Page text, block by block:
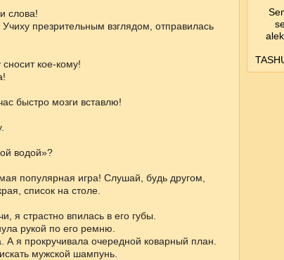
слова!
презрительным взглядом, отправилась
кое-кому!
быстро мозги вставлю!
водой»?
популярная игра! Слушай, будь другом,
список на столе.
я страстно впилась в его губы.
рукой по его ремню.
я прокручивала очередной коварный план.
мужской шампунь.